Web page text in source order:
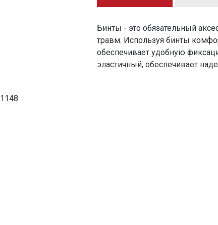
Бинты - это обязательный
травм. Используя бинты
обеспечивает удобную
эластичный, обеспечивает
1148